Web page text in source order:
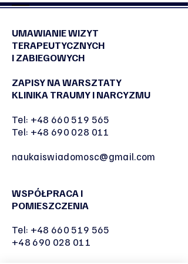
UMAWIANIE WIZYT
TERAPEUTYCZNYCH
I ZABIEGOWYCH
ZAPISY NA WARSZTATY
KLINIKA TRAUMY I NARCYZMU
Tel: +48 660 519 565
Tel: +48 690 028 011
naukaiswiadomosc@gmail.com
WSPÓŁPRACA I
POMIESZCZENIA
Tel: +48 660 519 565
+48 690 028 011